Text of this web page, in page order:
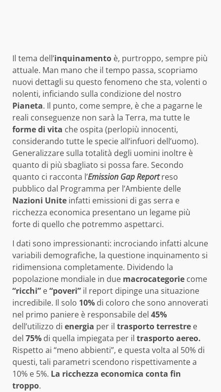
Il tema dell’inquinamento è, purtroppo, sempre più
attuale. Man mano che il tempo passa, scopriamo
nuovi dettagli su questo fenomeno che sta, volenti o
nolenti, inficiando sulla condizione del nostro
Pianeta. Il punto, come sempre, è che a pagarne le
reali conseguenze non sarà la Terra, ma tutte le
forme di vita che ospita (perlopiù innocenti,
considerando tutte le specie all’infuori dell’uomo).
Generalizzare sulla totalità degli uomini inoltre è
quanto di più sbagliato si possa fare. Secondo
quanto ci racconta l’Emission Gap Reportreso
pubblico dal Programma per l’Ambiente delle
Nazioni Unite infatti emissioni di gas serra e
ricchezza economica presentano un legame più
forte di quello che potremmo aspettarci.
I dati sono impressionanti: incrociando infatti alcune
variabili demografiche, la questione inquinamento si
ridimensiona completamente. Dividendo la
popolazione mondiale in due macrocategorie come
“ricchi” e“poveri” il report dipinge una situazione
incredibile. Il solo 10% di coloro che sono annoverati
nel primo paniere è responsabile del 45%
dell’utilizzo di energia per il trasporto terrestre e
del 75% di quella impiegata per il trasporto aereo.
Rispetto ai “meno abbienti”, e questa volta al 50% di
questi, tali parametri scendono rispettivamente a
10% e 5%. La ricchezza economica conta fin
troppo.